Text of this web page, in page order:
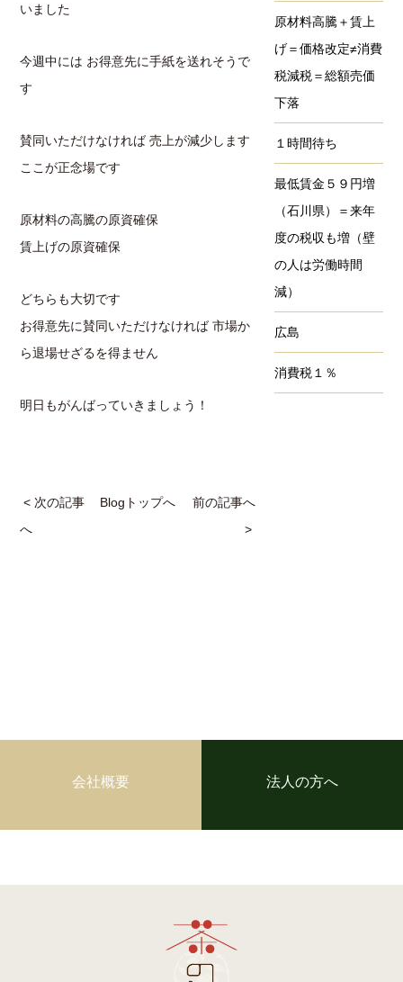
いました
今週中には お得意先に手紙を送れそうで
す
賛同いただけなければ 売上が減少します
ここが正念場です
原材料の高騰の原資確保
賃上げの原資確保
どちらも大切です
お得意先に賛同いただけなければ 市場か
ら退場せざるを得ません
明日もがんばっていきましょう！
< 次の記事
へ
Blogトップへ
前の記事へ
>
原材料高騰＋賃上
げ＝価格改定≠消費
税減税＝総額売価
下落
１時間待ち
最低賃金５９円増
（石川県）＝来年
度の税収も増（壁
の人は労働時間
減）
広島
消費税１％
会社概要 法人の方へ